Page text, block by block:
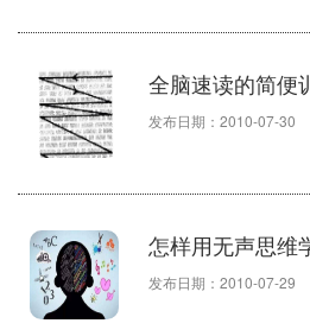
全脑速读的简便
发布日期：2010-07-30
怎样用无声思维
发布日期：2010-07-29